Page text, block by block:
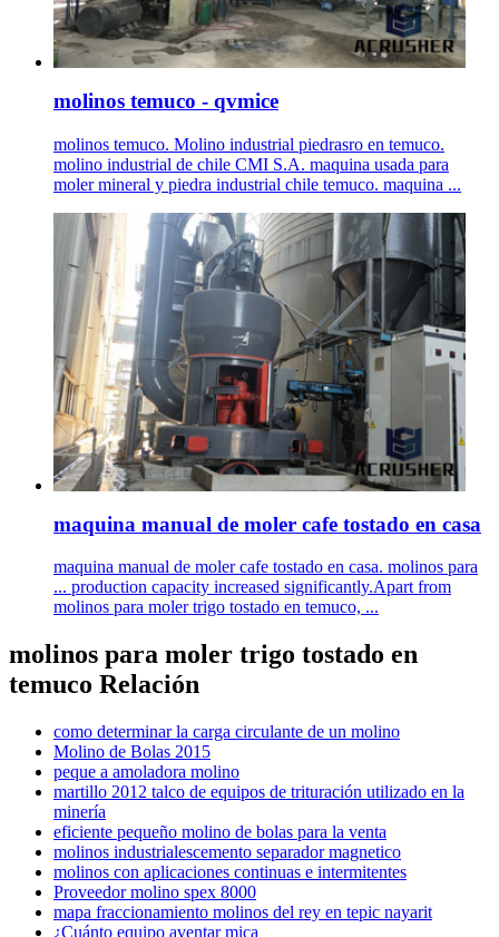
molinos temuco - qvmice
molinos temuco. Molino industrial piedrasro en temuco.
molino industrial de chile CMI S.A. maquina usada para
moler mineral y piedra industrial chile temuco. maquina ...
maquina manual de moler cafe tostado en casa
maquina manual de moler cafe tostado en casa. molinos para
... production capacity increased significantly.Apart from
molinos para moler trigo tostado en temuco, ...
molinos para moler trigo tostado en
temuco Relación
como determinar la carga circulante de un molino
Molino de Bolas 2015
peque a amoladora molino
martillo 2012 talco de equipos de trituración utilizado en la
minería
eficiente pequeño molino de bolas para la venta
molinos industrialescemento separador magnetico
molinos con aplicaciones continuas e intermitentes
Proveedor molino spex 8000
mapa fraccionamiento molinos del rey en tepic nayarit
¿Cuánto equipo aventar mica